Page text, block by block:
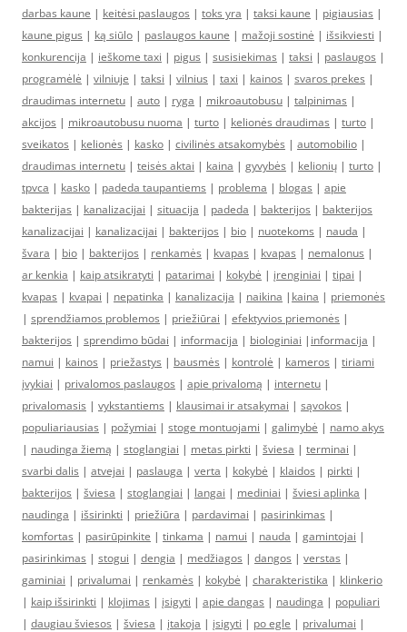
darbas kaune | keitėsi paslaugos | toks yra | taksi kaune | pigiausias |
kaune pigus | ką siūlo | paslaugos kaune | mažoji sostinė | išsikviesti |
konkurencija | ieškome taxi | pigus | susisiekimas | taksi | paslaugos |
programėlė | vilniuje | taksi | vilnius | taxi | kainos | svaros prekes |
draudimas internetu | auto | ryga | mikroautobusu | talpinimas |
akcijos | mikroautobusu nuoma | turto | kelionės draudimas | turto |
sveikatos | kelionės | kasko | civilinės atsakomybės | automobilio |
draudimas internetu | teisės aktai | kaina | gyvybės | kelionių | turto |
tpvca | kasko | padeda taupantiems | problema | blogas | apie
bakterijas | kanalizacijai | situacija | padeda | bakterijos | bakterijos
kanalizacijai | kanalizacijai | bakterijos | bio | nuotekoms | nauda |
švara | bio | bakterijos | renkamės | kvapas | kvapas | nemalonus |
ar kenkia | kaip atsikratyti | patarimai | kokybė | įrenginiai | tipai |
kvapas | kvapai | nepatinka | kanalizacija | naikina | kaina | priemonės
| sprendžiamos problemos | priežiūrai | efektyvios priemonės |
bakterijos | sprendimo būdai | informacija | biologiniai | informacija |
namui | kainos | priežastys | bausmės | kontrolė | kameros | tiriami
įvykiai | privalomos paslaugos | apie privalomą | internetu |
privalomasis | vykstantiems | klausimai ir atsakymai | sąvokos |
populiariausias | požymiai | stoge montuojami | galimybė | namo akys
| naudinga žiemą | stoglangiai | metas pirkti | šviesa | terminai |
svarbi dalis | atvejai | paslauga | verta | kokybė | klaidos | pirkti |
bakterijos | šviesa | stoglangiai | langai | mediniai | šviesi aplinka |
naudinga | išsirinkti | priežiūra | pardavimai | pasirinkimas |
komfortas | pasirūpinkite | tinkama | namui | nauda | gamintojai |
pasirinkimas | stogui | dengia | medžiagos | dangos | verstas |
gaminiai | privalumai | renkamės | kokybė | charakteristika | klinkerio
| kaip išsirinkti | klojimas | įsigyti | apie dangas | naudinga | populiari
| daugiau šviesos | šviesa | įtakoja | įsigyti | po egle | privalumai |